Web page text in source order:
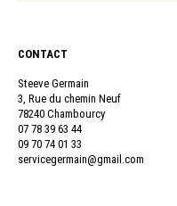
CONTACT
Steeve Germain
3, Rue du chemin Neuf
78240 Chambourcy
07 78 39 63 44
09 70 74 01 33
servicegermain@gmail.com